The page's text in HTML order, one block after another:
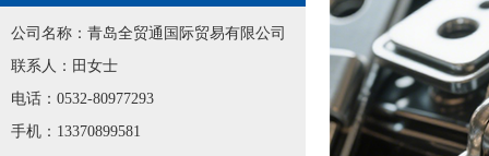
公司名称：青岛全贸通国际贸易有限公司
联系人：田女士
电话：0532-80977293
手机：13370899581